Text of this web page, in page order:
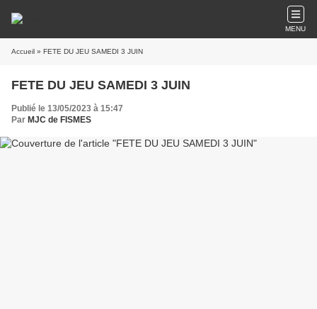
MENU
Accueil » FETE DU JEU SAMEDI 3 JUIN
FETE DU JEU SAMEDI 3 JUIN
Publié le 13/05/2023 à 15:47
Par MJC de FISMES